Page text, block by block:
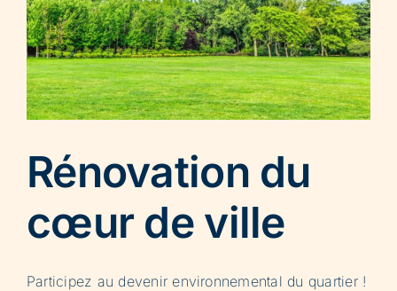
Rénovation du
cœur de ville
Participez au devenir environnemental du quartier !